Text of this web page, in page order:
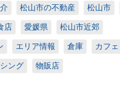
松山市の不動産 松山市
店 愛媛県 松山市近郊
エリア情報 倉庫 カフェ
ング 物販店